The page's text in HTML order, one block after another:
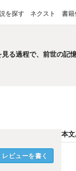
を探す ネクスト 書籍
る過程で、前世の記
レビューを書く
本